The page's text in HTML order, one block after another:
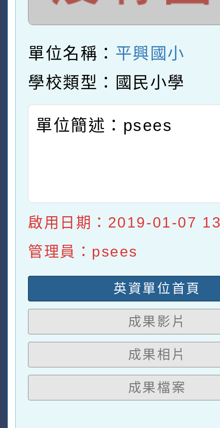
單位名稱： 平興國小
學校類型：國民小學
單位簡述：psees
啟用日期：2019-01-07
管理員：psees
英資單位首頁
成果影片
成果相片
成果檔案